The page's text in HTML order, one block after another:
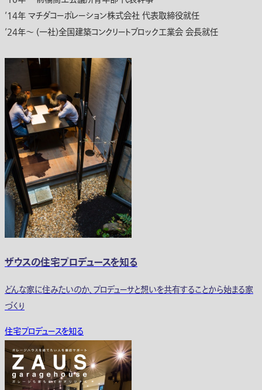
‘14年 マチダコーポレーション株式会社 代表取締役就任
‘24年～ (一社)全国建築コンクリートブロック工業会 会長就任
ザウスの住宅プロデュースを知る
どんな家に住みたいのか、プロデューサと想いを共有することから始まる家
づくり
住宅プロデュースを知る